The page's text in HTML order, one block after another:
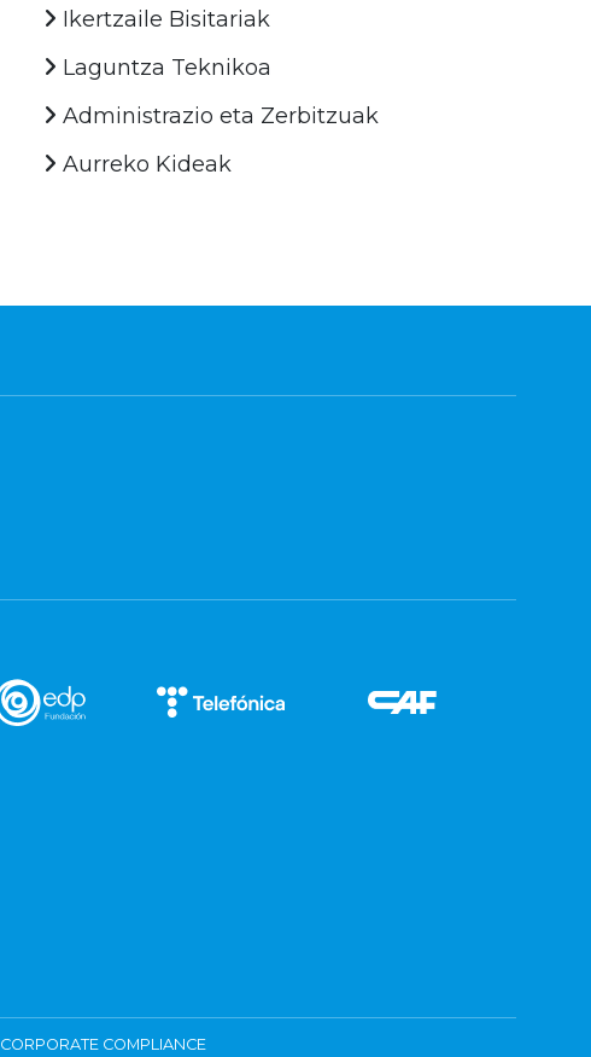
Ikertzaile Bisitariak
Laguntza Teknikoa
Administrazio eta Zerbitzuak
Aurreko Kideak
CORPORATE COMPLIANCE